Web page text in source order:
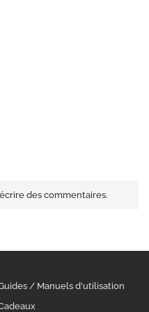
des commentaires.
/ Manuels d'utilisation